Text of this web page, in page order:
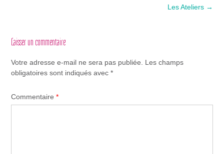
Les Ateliers →
Laisser un commentaire
Votre adresse e-mail ne sera pas publiée.
Les champs
obligatoires sont indiqués avec *
Commentaire *